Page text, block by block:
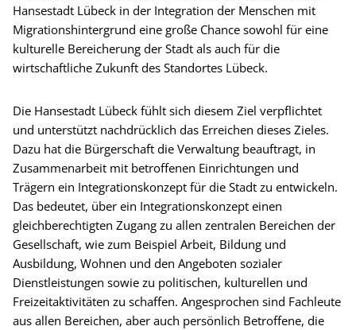
Hansestadt Lübeck in der Integration der Menschen mit
Migrationshintergrund eine große Chance sowohl für eine
kulturelle Bereicherung der Stadt als auch für die
wirtschaftliche Zukunft des Standortes Lübeck.
Die Hansestadt Lübeck fühlt sich diesem Ziel verpflichtet
und unterstützt nachdrücklich das Erreichen dieses Zieles.
Dazu hat die Bürgerschaft die Verwaltung beauftragt, in
Zusammenarbeit mit betroffenen Einrichtungen und
Trägern ein Integrationskonzept für die Stadt zu entwickeln.
Das bedeutet, über ein Integrationskonzept einen
gleichberechtigten Zugang zu allen zentralen Bereichen der
Gesellschaft, wie zum Beispiel Arbeit, Bildung und
Ausbildung, Wohnen und den Angeboten sozialer
Dienstleistungen sowie zu politischen, kulturellen und
Freizeitaktivitäten zu schaffen. Angesprochen sind Fachleute
aus allen Bereichen, aber auch persönlich Betroffene, die